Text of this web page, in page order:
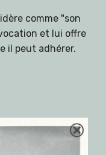
comme "son
et lui offre
il peut adhérer.